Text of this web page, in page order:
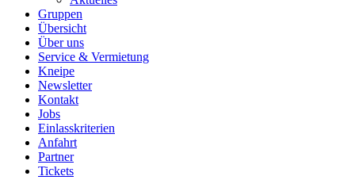
Gruppen
Übersicht
Über uns
Service & Vermietung
Kneipe
Newsletter
Kontakt
Jobs
Einlasskriterien
Anfahrt
Partner
Tickets